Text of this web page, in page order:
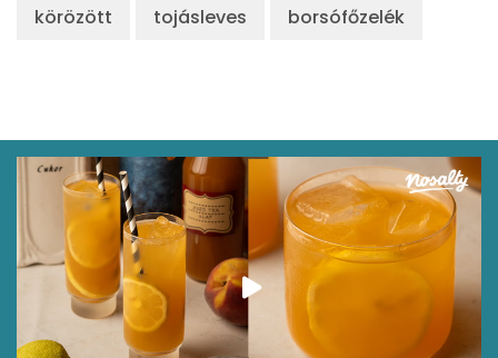
körözött tojásleves borsófőzelék